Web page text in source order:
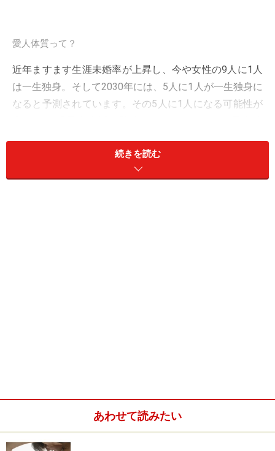
愛人体質って？
近年ますます生涯未婚率が上昇し、今や女性の9人に1人
は一生独身。そして2030年には、5人に1人が一生独身に
なると予測されています。その5人に1人になる可能性が
質”というものでしょうか。今日は、私の相談所で実際に
あったケースをお話ししていきます。
続きを読む
あわせて読みたい